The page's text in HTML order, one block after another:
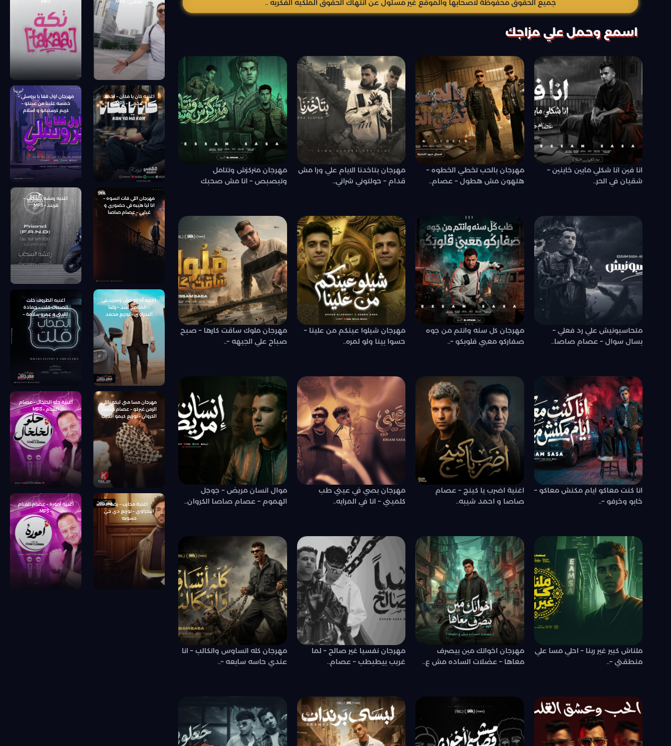
جميع الحقوق محفوظة لاصحابها والموقع غير مسئول عن انتهاك الحقوق الملكيه الفكريه ..
اسمع وحمل علي مزاجك
انا فين انا شكلي مابين خاينين –
شقيان في الحر..
مهرجان بالحب تخطي الخطوه –
هتهون مش هطول – عصام..
مهرجان بتاخدنا الايام علي ورا مش
قدام – حولتوني شراني..
مهرجان متركزش وتتامل
وتبصبص – انا مش صحبك
متحاسبونيش علي رد فعلي –
بسال سوال – عصام صاصا..
مهرجان كل سنه وانتم من جوه
صفاركو معبي قلوبكو –..
مهرجان شيلوا عينكم من علينا –
حسوا بينا ولو لمره..
مهرجان ملوك ساقت كارها – صبح
صباح علي الجيهه –..
انا كنت معاكو ايام مكنش معاكو –
خابو وخرفو –..
اغنية اضرب يا كينج – عصام
صاصا و احمد شيبه..
مهرجان بصي في عيني طب
كلميني – انا في المرايه..
موال انسان مريض – جوجل
الهموم – عصام صاصا الكروان..
ملناش كبير غير ربنا – احلي مسا علي
منطقتي –..
مهرجان اخواتك مين بيصرف
معاها – عضلات الساده مش ع..
مهرجان نفسيا غير صالح – لما
غريب بيطبطب – عصام..
مهرجان كله اتساوس واتكالب – انا
عندي حاسه سابعه –..
اغنيه كان يا مكان – احمد
عجمي – MP3
مهرجان اول قفا يا بروسلي –
خمسه علينا من عينكو –
كريم كرستيانو و اسلام
كابونجا – توزيع يوسف اوشا
مهرجان اللي فات انسوه –
انا ليا هيبه في حضوري و
غيابي – عصام صاصا
الكروان – كلمات محمود
سوستا – توزيع كيمو الديب
اغنيه رمشه السحاب –
فريند – MP3
اغنيه أنا الوحش ومبريحش
– الملامح أسد – رضا
البحراوي – توزيع محمد
حريقة
اغنيه الظروف خلت
الصحاب قلت – حمادة
الليثى و عمرو سلامة –
توزيع شيتدي وخليل
مهرجان مسا مني ليكو ياللي
الزمن غيركو – عصام صاصا
الكروان – توزيع كيمو الديب
انتاج كراكيب انترتينمنت
اغنية حلو الخلخال – عصام
الغنام – MP3
اغنية محارب – رضا
البحراوي – توزيع دي جي
حسوبه
اغنية امورة – عصام الغنام
– MP3